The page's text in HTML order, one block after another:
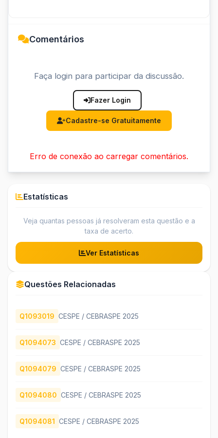
Comentários
Faça login para participar da discussão.
Fazer Login
Cadastre-se Gratuitamente
Erro de conexão ao carregar comentários.
Estatísticas
Veja quantas pessoas já resolveram esta questão e a
taxa de acerto.
Ver Estatísticas
Questões Relacionadas
Q1093019 CESPE / CEBRASPE 2025
Q1094073 CESPE / CEBRASPE 2025
Q1094079 CESPE / CEBRASPE 2025
Q1094080 CESPE / CEBRASPE 2025
Q1094081 CESPE / CEBRASPE 2025